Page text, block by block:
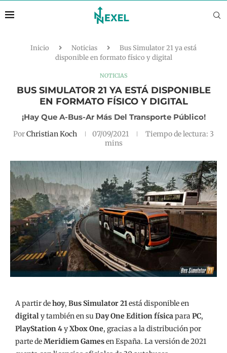
Inicio Noticias
Bus Simulator 21 ya está
disponible en formato físico y digital
NOTICIAS
BUS SIMULATOR 21 YA ESTÁ DISPONIBLE
EN FORMATO FÍSICO Y DIGITAL
¡Hay Que A-Bus-Ar Más Del Transporte Público!
PorChristian Koch 07/09/2021
A partir dehoy, Bus Simulator 21está disponible en
digitaly también en suDay One Edition físicaparaPC,
PlayStation 4yXbox One, gracias a la distribución por
parte deMeridiem Gamesen España. La versión de 2021